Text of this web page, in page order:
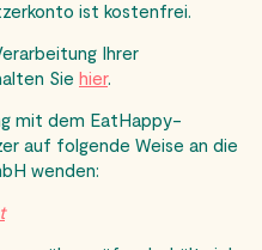
ist kostenfrei.
Ihrer
Sie hier.
mit dem EatHappy-
auf folgende Weise an die
wenden: